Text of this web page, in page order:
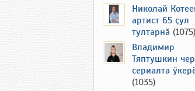
Николай
артист 65 ҫул
тултарнӑ (1075)
Владимир
Тяптушкин
сериалта
(1035)